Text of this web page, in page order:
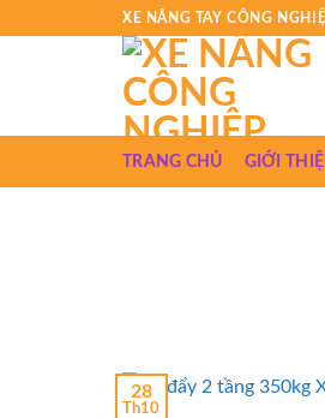
XE NÂNG TAY CÔNG
TRANG CHỦ GIỚI
28
Th10